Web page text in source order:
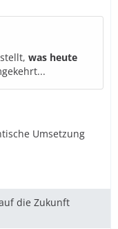
was heute
Umsetzung
die Zukunft